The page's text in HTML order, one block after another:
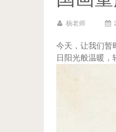
杨老师
今天，让我们暂
日阳光般温暖，